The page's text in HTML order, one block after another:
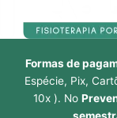
Formas de
Espécie, Pix,
10x ). No